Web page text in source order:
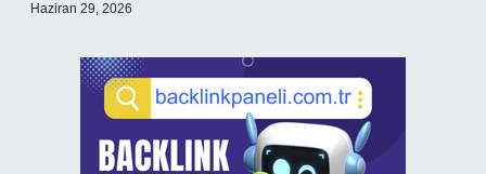
Haziran 29, 2026